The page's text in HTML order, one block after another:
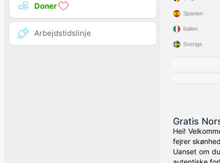
Doner
Arbejdstidslinje
Spanien
Italien
Sverige
Gratis
Hei!
fejrer
Uanset om